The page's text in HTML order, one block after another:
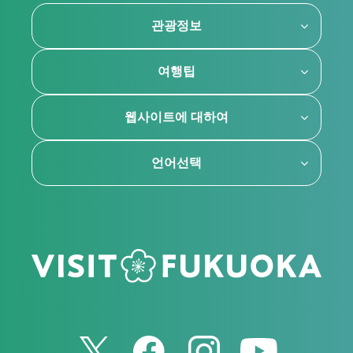
관광정보
여행팁
웹사이트에 대하여
언어선택